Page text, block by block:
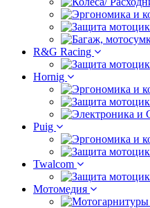
R&G Racing
Hornig
Puig
Twalcom
Мотомедия